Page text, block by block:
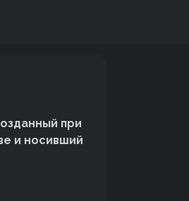
при
и носивший